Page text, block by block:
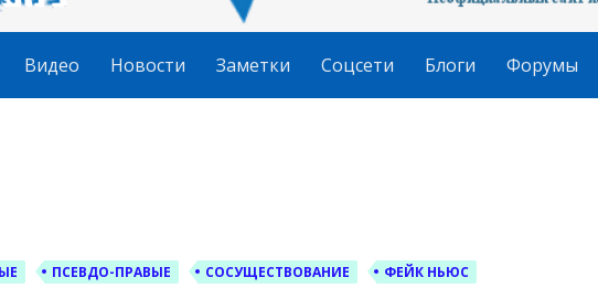
Видео Новости Заметки Соцсети Блоги Форумы
ПСЕВДО-ПРАВЫЕ СОСУЩЕСТВОВАНИЕ ФЕЙК НЬЮС